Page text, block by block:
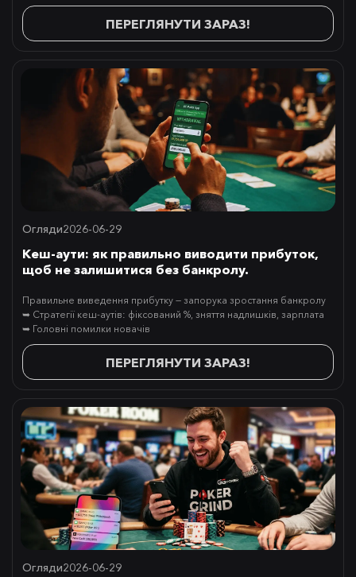
ПЕРЕГЛЯНУТИ ЗАРАЗ!
Огляди2026-06-29
Кеш-аути: як правильно виводити прибуток,
щоб не залишитися без банкролу.
Правильне виведення прибутку — запорука зростання банкролу
➥ Стратегії кеш-аутів: фіксований %, зняття надлишків, зарплата
➥ Головні помилки новачів
ПЕРЕГЛЯНУТИ ЗАРАЗ!
Огляди2026-06-29